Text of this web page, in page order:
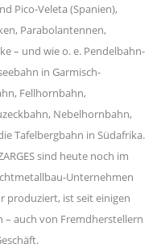
Pico-Veleta (Spanien),
Parabolantennen,
– und wie o. e. Pendelbahn-
in Garmisch-
Fellhornbahn,
Nebelhornbahn,
Tafelbergbahn in Südafrika.
sind heute noch im
Unternehmen
produziert, ist seit einigen
– auch von Fremdherstellern